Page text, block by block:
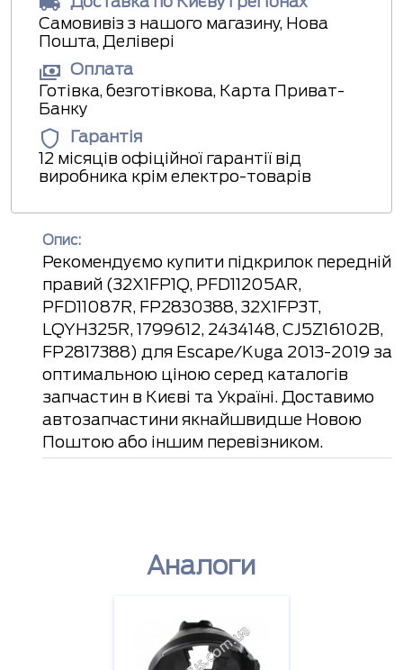
Самовивіз з нашого магазину, Нова
Пошта, Делівері
Оплата
Готівка, безготівкова, Карта Приват-
Банку
Гарантія
12 місяців офіційної гарантії від
виробника крім електро-товарів
Опис:
Рекомендуємо купити підкрилок передній
правий (32X1FP1Q, PFD11205AR,
PFD11087R, FP2830388, 32X1FP3T,
LQYH325R, 1799612, 2434148, CJ5Z16102B,
FP2817388) для Escape/Kuga 2013-2019 за
оптимальною ціною серед каталогів
запчастин в Києві та Україні. Доставимо
автозапчастини якнайшвидше Новою
Поштою або іншим перевізником.
Аналоги